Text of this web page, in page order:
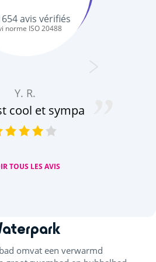
avis vérifiés
norme ISO 20488
Y. R.
cool et sympa
TOUS LES AVIS
omvat een verwarmd